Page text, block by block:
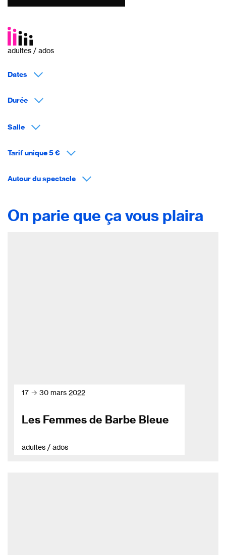
adultes / ados
Dates
Durée
Salle
Tarif unique 5 €
Autour du spectacle
On parie que ça vous plaira
17 → 30 mars 2022
Les Femmes de Barbe Bleue
adultes / ados